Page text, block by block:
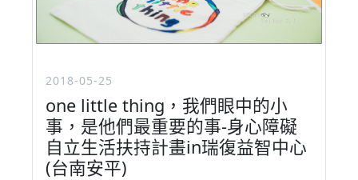
2018-05-25
one little thing，我們眼中的小
事，是他們最重要的事-身心障礙
自立生活扶持計畫in瑞復益智中心
(台南安平)